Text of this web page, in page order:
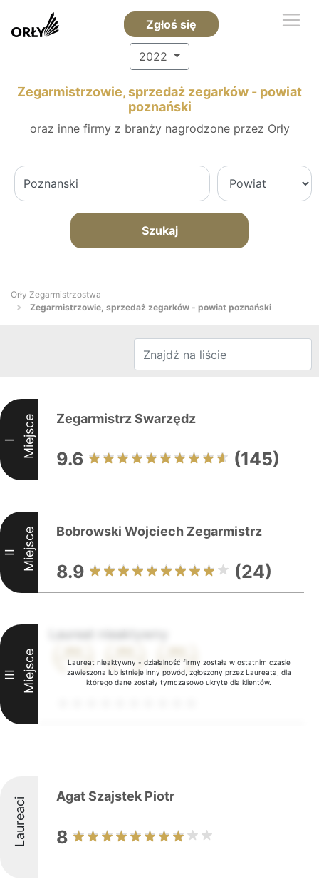
Zgłoś się
2022
Zegarmistrzowie, sprzedaż zegarków - powiat
poznański
oraz inne firmy z branży nagrodzone przez Orły
Szukaj
Orły Zegarmistrzostwa
Zegarmistrzowie, sprzedaż zegarków - powiat poznański
I Miejsce Zegarmistrz Swarzędz
9.6 (145)
II Miejsce Bobrowski Wojciech Zegarmistrz
8.9 (24)
Laureat nieaktywny - działalność firmy została w ostatnim czasie
zawieszona lub istnieje inny powód, zgłoszony przez Laureata, dla
którego dane zostały tymczasowo ukryte dla klientów.
III Miejsce
Laureaci Agat Szajstek Piotr
8